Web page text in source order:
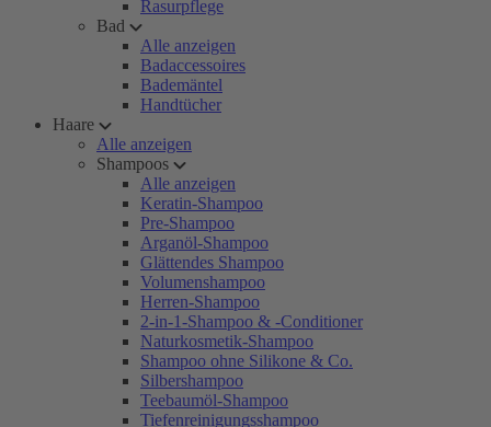
Rasurpflege
Bad
Alle anzeigen
Badaccessoires
Bademäntel
Handtücher
Haare
Alle anzeigen
Shampoos
Alle anzeigen
Keratin-Shampoo
Pre-Shampoo
Arganöl-Shampoo
Glättendes Shampoo
Volumenshampoo
Herren-Shampoo
2-in-1-Shampoo & -Conditioner
Naturkosmetik-Shampoo
Shampoo ohne Silikone & Co.
Silbershampoo
Teebaumöl-Shampoo
Tiefenreinigungsshampoo